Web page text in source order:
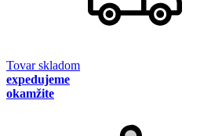
Tovar skladom
expedujeme
okamžite